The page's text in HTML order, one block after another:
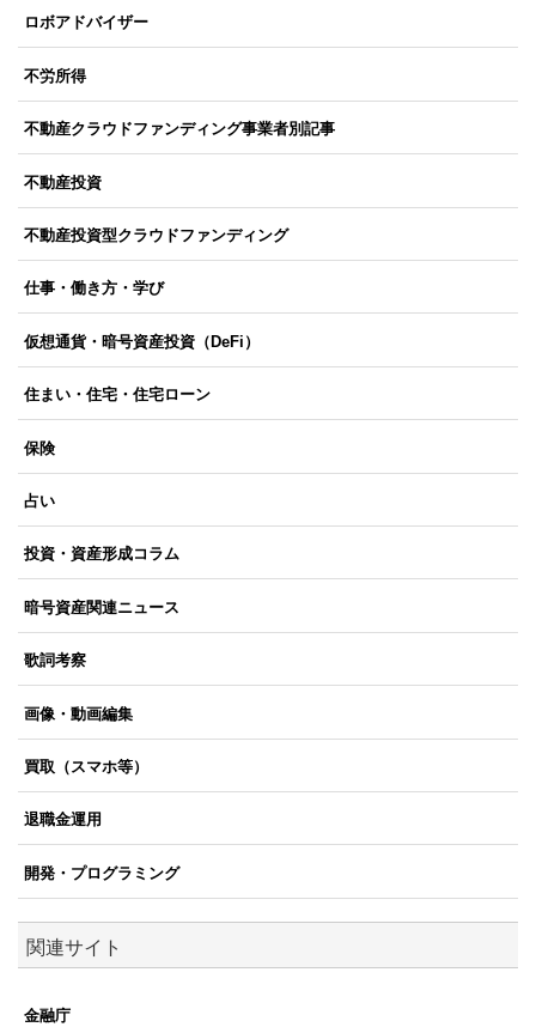
ロボアドバイザー
不労所得
不動産クラウドファンディング事業者別記事
不動産投資
不動産投資型クラウドファンディング
仕事・働き方・学び
仮想通貨・暗号資産投資（DeFi）
住まい・住宅・住宅ローン
保険
占い
投資・資産形成コラム
暗号資産関連ニュース
歌詞考察
画像・動画編集
買取（スマホ等）
退職金運用
開発・プログラミング
関連サイト
金融庁